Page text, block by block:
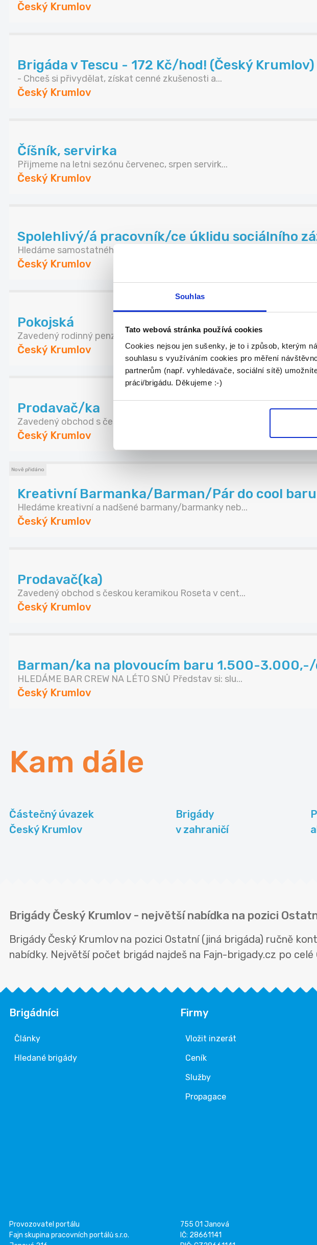
Souhlas
Tato webová stránka používá cookies
Cookies nejsou jen sušenky, je to i způsob, kterým
souhlasu s využíváním cookies pro měření
partnerům (např. vyhledávače, sociální sítě)
práci/brigádu. Děkujeme :-)
Český Krumlov
Brigáda v Tescu - 172 Kč/hod! (Český Krumlov)
- Chceš si přivydělat, získat cenné zkušenosti a...
Český Krumlov
Číšník, servirka
Přijmeme na letni sezónu červenec, srpen servirk...
Český Krumlov
Spolehlivý/á pracovník/ce úklidu sociálního
Hledáme samostatného a zodpovědného člověka pro ...
Český Krumlov
Pokojská
Zavedený rodinný penzion Tilia v blízkosti centr...
Český Krumlov
Prodavač/ka
Zavedený obchod s českou značkovou kosmetikou Bo...
Český Krumlov
Nově přidáno
Kreativní Barmanka/Barman/Pár do cool baru
Hledáme kreativní a nadšené barmany/barmanky neb...
Český Krumlov
Prodavač(ka)
Zavedený obchod s českou keramikou Roseta v cent...
Český Krumlov
Barman/ka na plovoucím baru 1.500-
HLEDÁME BAR CREW NA LÉTO SNŮ Představ si: slu...
Český Krumlov
Kam dále
Částečný úvazek
Český Krumlov
Brigády
v zahraničí
Brigády Český Krumlov - největší nabídka na pozici
Brigády Český Krumlov na pozici Ostatní (jiná brigáda) ručně
nabídky. Největší počet brigád najdeš na Fajn-brigady.cz po
Brigádníci
Články
Hledané brigády
Firmy
Vložit inzerát
Ceník
Služby
Propagace
Provozovatel portálu
Fajn skupina pracovních portálů s.r.o.
755 01 Janová
IČ: 28661141